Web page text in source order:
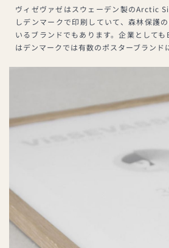
ヴィゼヴァゼはスウェーデン製のArctic
しデンマークで印刷していて、森林保護
いるブランドでもあります。企業として
はデンマークでは有数のポスターブランド